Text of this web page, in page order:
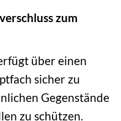
zum
über einen
sicher zu
Gegenstände
zu schützen.